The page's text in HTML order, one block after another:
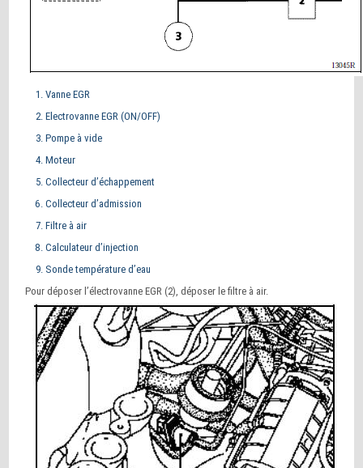
Vanne EGR
Electrovanne EGR (ON/OFF)
Pompe à vide
Moteur
Collecteur d’échappement
Collecteur d’admission
Filtre à air
Calculateur d’injection
Sonde température d’eau
Pour déposer l’électrovanne EGR (2), déposer le filtre à air.